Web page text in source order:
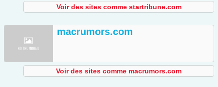
Voir des sites comme startribune.com
macrumors.com
Voir des sites comme macrumors.com